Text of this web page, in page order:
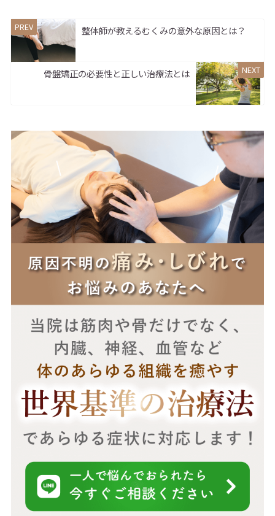
整体師が教えるむくみの意外な原因とは？
骨盤矯正の必要性と正しい治療法とは